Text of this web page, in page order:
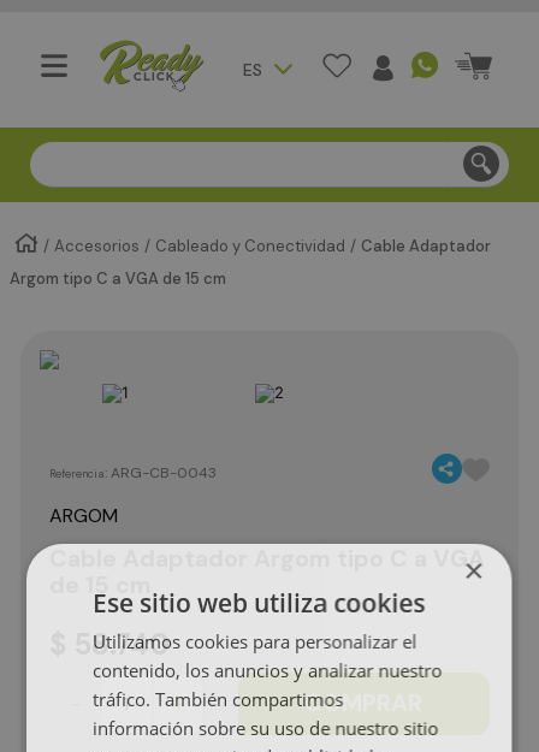
ES
Compra segura - Entregas en Bogotá en menos de 3
Accesorios Cableado y Conectividad
Cable Adaptador
Argom tipo C a VGA de 15 cm
Referencia:ARG-CB-0043
ARGOM
Cable Adaptador Argom tipo C a VGA
58.740
＋ COMPRAR
×
Ese sitio web utiliza cookies
Utilizamos cookies para personalizar el
contenido, los anuncios y analizar nuestro
tráfico. También compartimos
información sobre su uso de nuestro sitio